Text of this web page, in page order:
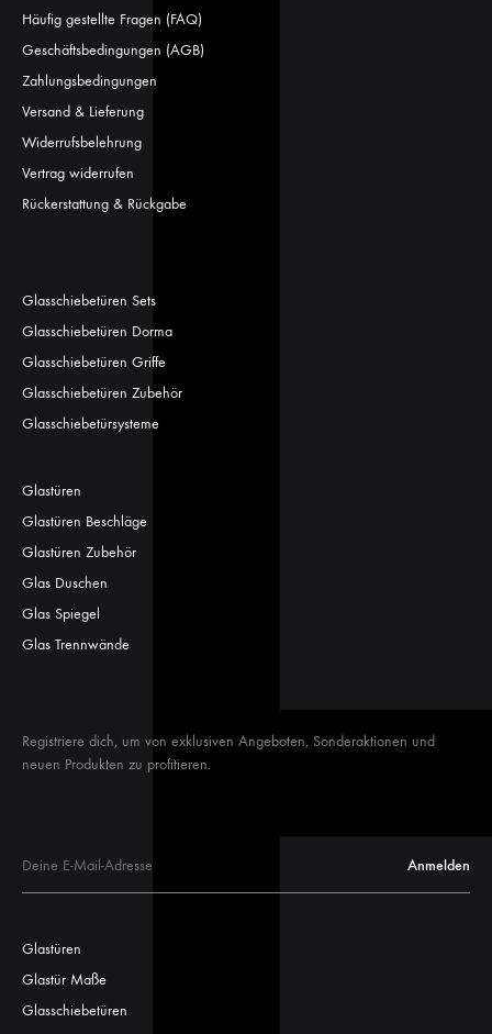
Häufig gestellte Fragen (FAQ)
Geschäftsbedingungen (AGB)
Zahlungsbedingungen
Versand & Lieferung
Widerrufsbelehrung
Vertrag widerrufen
Rückerstattung & Rückgabe
Glasschiebetüren Sets
Glasschiebetüren Dorma
Glasschiebetüren Griffe
Glasschiebetüren Zubehör
Glasschiebetürsysteme
Glastüren
Glastüren Beschläge
Glastüren Zubehör
Glas Duschen
Glas Spiegel
Glas Trennwände
Registriere dich, um von exklusiven Angeboten, Sonderaktionen und
neuen Produkten zu profitieren.
Glastüren
Glastür Maße
Glasschiebetüren